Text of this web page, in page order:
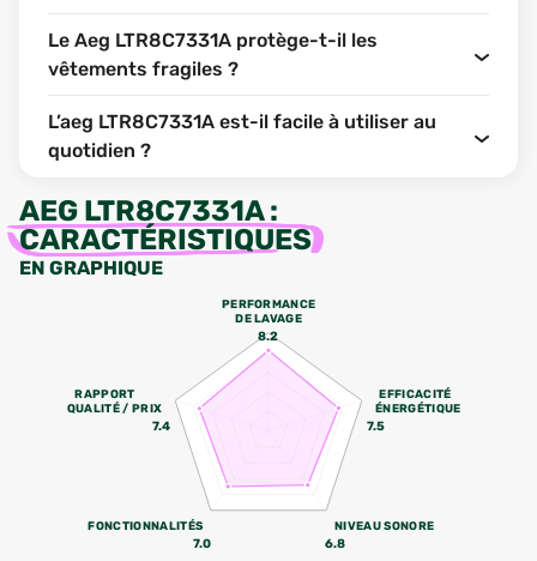
Le Aeg LTR8C7331A protège-t-il les
vêtements fragiles ?
L’aeg LTR8C7331A est-il facile à utiliser au
quotidien ?
AEG LTR8C7331A:
CARACTÉRISTIQUES
EN GRAPHIQUE
PERFORMANCE
DE LAVAGE
8.2
EFFICACITÉ
ÉNERGÉTIQUE
7.5
NIVEAU SONORE
6.8
FONCTIONNALITÉS
7.0
RAPPORT
QUALITÉ / PRIX
7.4